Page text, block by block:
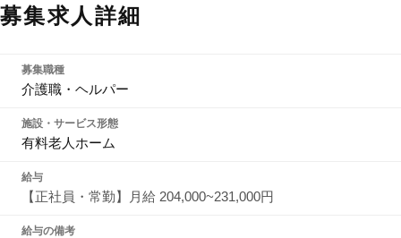
募集求人詳細
募集職種
介護職・ヘルパー
施設・サービス形態
有料老人ホーム
給与
【正社員・常勤】月給 204,000~231,000円
給与の備考